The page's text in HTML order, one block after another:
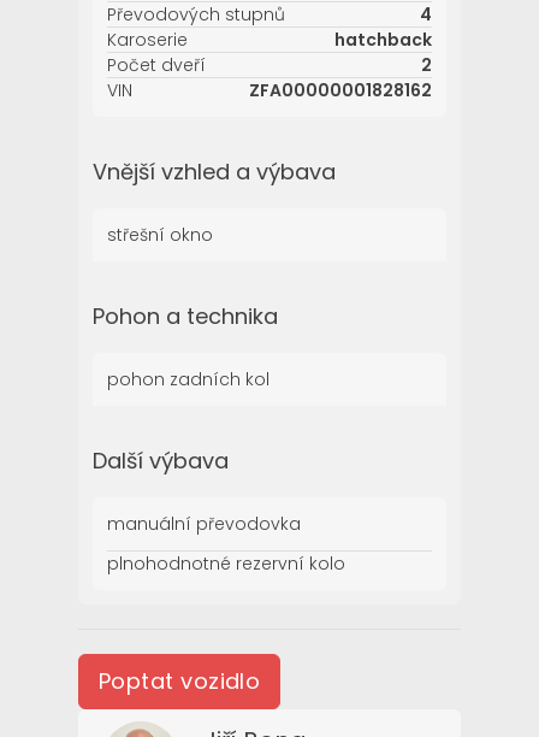
Převodových stupnů
4
Karoserie
hatchback
Počet dveří
2
VIN
ZFA00000001828162
Vnější vzhled a výbava
střešní okno
Pohon a technika
pohon zadních kol
Další výbava
manuální převodovka
plnohodnotné rezervní kolo
Poptat vozidlo
Poptat vozidlo